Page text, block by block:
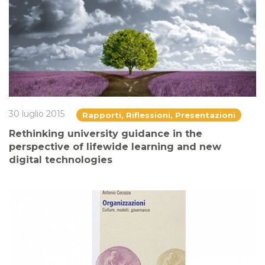
30 luglio 2015 Rapporti, Riflessioni, Presentazioni
Rethinking university guidance in the
perspective of lifewide learning and new
digital technologies